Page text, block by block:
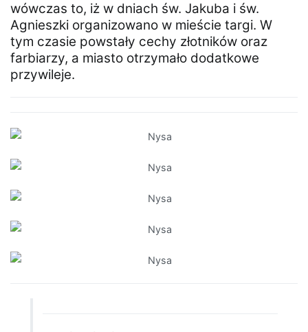
wówczas to, iż w dniach św. Jakuba i św.
Agnieszki organizowano w mieście targi. W
tym czasie powstały cechy złotników oraz
farbiarzy, a miasto otrzymało dodatkowe
przywileje.